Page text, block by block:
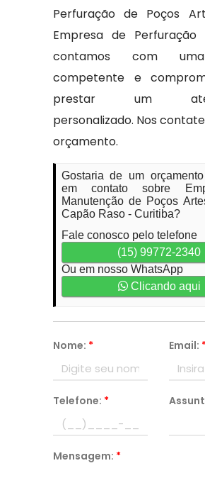
Perfuração de Poços
Empresa de Perfuração
contamos com
competente e
prestar um
personalizado. Nos
orçamento.
Gostaria de um
em contato sobre
Manutenção de Poços
Capão Raso - Curitiba?
Fale conosco pelo telefone
(15) 99772-2340
Ou em nosso WhatsApp
Clicando aqui
Nome: * Email: *
Telefone: *
Mensagem: *